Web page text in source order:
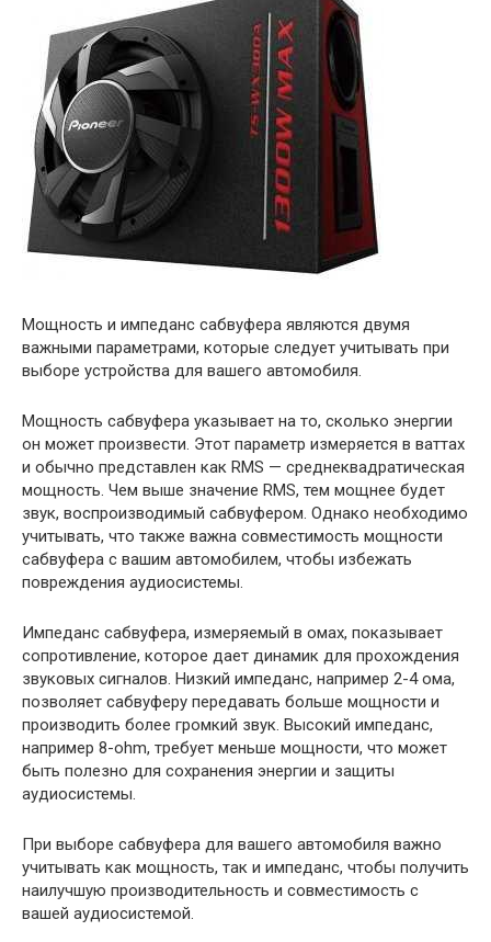
Мощность и импеданс сабвуфера являются двумя
важными параметрами, которые следует учитывать при
выборе устройства для вашего автомобиля.
Мощность сабвуфера указывает на то, сколько энергии
он может произвести. Этот параметр измеряется в ваттах
и обычно представлен как RMS — среднеквадратическая
мощность. Чем выше значение RMS, тем мощнее будет
звук, воспроизводимый сабвуфером. Однако необходимо
учитывать, что также важна совместимость мощности
сабвуфера с вашим автомобилем, чтобы избежать
повреждения аудиосистемы.
Импеданс сабвуфера, измеряемый в омах, показывает
сопротивление, которое дает динамик для прохождения
звуковых сигналов. Низкий импеданс, например 2-4 ома,
позволяет сабвуферу передавать больше мощности и
производить более громкий звук. Высокий импеданс,
например 8-ohm, требует меньше мощности, что может
быть полезно для сохранения энергии и защиты
аудиосистемы.
При выборе сабвуфера для вашего автомобиля важно
учитывать как мощность, так и импеданс, чтобы получить
наилучшую производительность и совместимость с
вашей аудиосистемой.